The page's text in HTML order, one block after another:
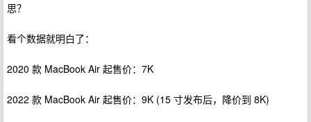
思？
看个数据就明白了：
2020 款 MacBook Air 起售价：7K
2022 款 MacBook Air 起售价：9K (15 寸发布后，降价到 8K)